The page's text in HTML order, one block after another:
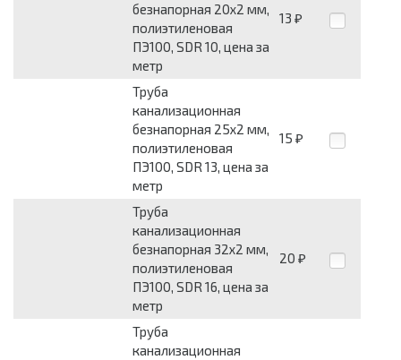
безнапорная 20x2 мм,
полиэтиленовая
ПЭ100, SDR 10, цена за
метр
13 ₽
Труба
канализационная
безнапорная 25x2 мм,
полиэтиленовая
ПЭ100, SDR 13, цена за
метр
15 ₽
Труба
канализационная
безнапорная 32x2 мм,
полиэтиленовая
ПЭ100, SDR 16, цена за
метр
20 ₽
Труба
канализационная